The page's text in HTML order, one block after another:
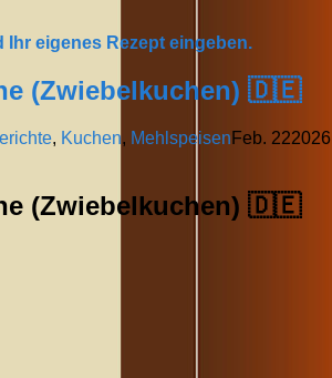
Ihr eigenes Rezept eingeben.
(Zwiebelkuchen) 🇩🇪
, Kuchen, Mehlspeisen Feb. 222026
(Zwiebelkuchen) 🇩🇪